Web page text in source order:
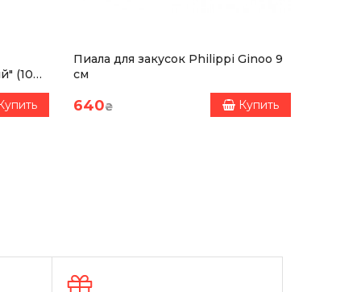
14001, ISO 50001).
(100
Пиала для закусок Philippi Ginoo 9
см
640₴ Купить